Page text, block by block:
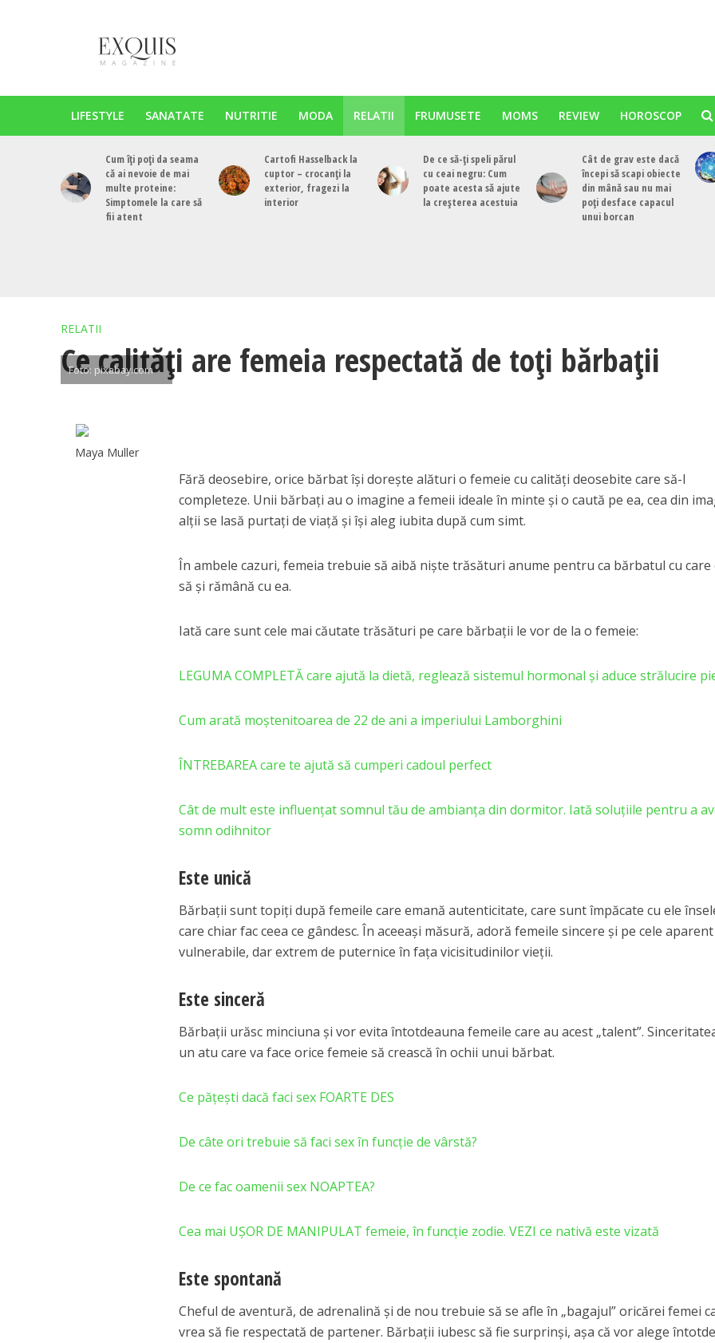
LIFESTYLE SANATATE NUTRITIE MODA RELATII FRUMUSETE MOMS REVIEW HOROSCOP
Cum îți poți da seama
că ai nevoie de mai
multe proteine:
Simptomele la care să
fii atent
Cartofi Hasselback la
cuptor – crocanți la
exterior, fragezi la
interior
De ce să-ți speli părul
cu ceai negru: Cum
poate acesta să ajute
la creșterea acestuia
Cât de grav este dacă
începi să scapi obiecte
din mână sau nu mai
poți desface capacul
unui borcan
RELATII
Ce calități are femeia respectată de toți bărbații
Foto: pixabay.com
Maya Muller
Fără deosebire, orice bărbat îşi doreşte alături o femeie cu calităţi deosebite care să-l
completeze. Unii bărbaţi au o imagine a femeii ideale în minte şi o caută pe ea, cea din
alţii se lasă purtaţi de viaţă şi îşi aleg iubita după cum simt.
În ambele cazuri, femeia trebuie să aibă nişte trăsături anume pentru ca bărbatul cu care
să şi rămână cu ea.
Iată care sunt cele mai căutate trăsături pe care bărbații le vor de la o femeie:
LEGUMA COMPLETĂ care ajută la dietă, reglează sistemul hormonal şi aduce strălucire
Cum arată moştenitoarea de 22 de ani a imperiului Lamborghini
ÎNTREBAREA care te ajută să cumperi cadoul perfect
Cât de mult este influențat somnul tău de ambianța din dormitor. Iată soluțiile pentru a
somn odihnitor
Este unică
Bărbații sunt topiți după femeile care emană autenticitate, care sunt împăcate cu ele
care chiar fac ceea ce gândesc. În aceeași măsură, adoră femeile sincere și pe cele aparent
vulnerabile, dar extrem de puternice în fața vicisitudinilor vieții.
Este sinceră
Bărbații urăsc minciuna și vor evita întotdeauna femeile care au acest „talent”.
un atu care va face orice femeie să crească în ochii unui bărbat.
Ce pățești dacă faci sex FOARTE DES
De câte ori trebuie să faci sex în funcție de vârstă?
De ce fac oamenii sex NOAPTEA?
Cea mai UȘOR DE MANIPULAT femeie, în funcție zodie. VEZI ce nativă este vizată
Este spontană
Cheful de aventură, de adrenalină și de nou trebuie să se afle în „bagajul” oricărei femei
vrea să fie respectată de partener. Bărbații iubesc să fie surprinși, așa că vor alege